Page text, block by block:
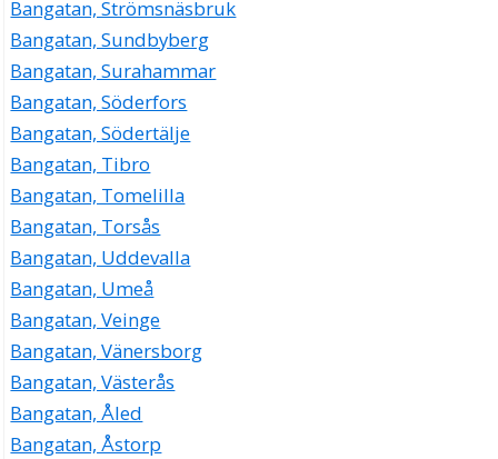
Bangatan, Strömsnäsbruk
Bangatan, Sundbyberg
Bangatan, Surahammar
Bangatan, Söderfors
Bangatan, Södertälje
Bangatan, Tibro
Bangatan, Tomelilla
Bangatan, Torsås
Bangatan, Uddevalla
Bangatan, Umeå
Bangatan, Veinge
Bangatan, Vänersborg
Bangatan, Västerås
Bangatan, Åled
Bangatan, Åstorp